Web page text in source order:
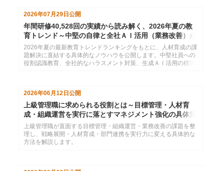
2026年07月29日公開
年間研修40,528回の実績から読み解く、2026年夏の教
育トレンド～中堅の自律と全社ＡＩ活用（業務改善）が
分かれ道
2026年夏の最新教育トレンドランキングをもとに、人材育成の課
題解決に直結する具体的なノウハウを公開します。中堅社員への
役割認識教育、全社的なハラスメント対策、生成ＡＩ活用の標準
2026年06月12日 公開
上級管理職に求められる役割とは～目標管理・人材育
成・組織運営を実行に落とすマネジメント強化の具体策
上級管理職が直面する目標管理・組織運営・業務改善の課題を整
理し、戦略展開・人材育成・部門連携を実行力に変える具体的な
方法を解説します。